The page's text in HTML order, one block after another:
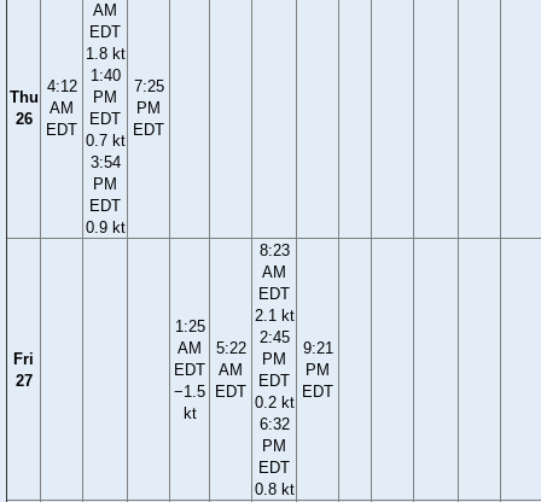
Thu
26
4:12
AM
EDT
AM
EDT
1.8 kt
1:40
PM
EDT
0.7 kt
3:54
PM
EDT
0.9 kt
7:25
PM
EDT
Fri
27
1:25
AM
EDT
−1.5
kt
5:22
AM
EDT
8:23
AM
EDT
2.1 kt
2:45
PM
EDT
0.2 kt
6:32
PM
EDT
0.8 kt
9:21
PM
EDT